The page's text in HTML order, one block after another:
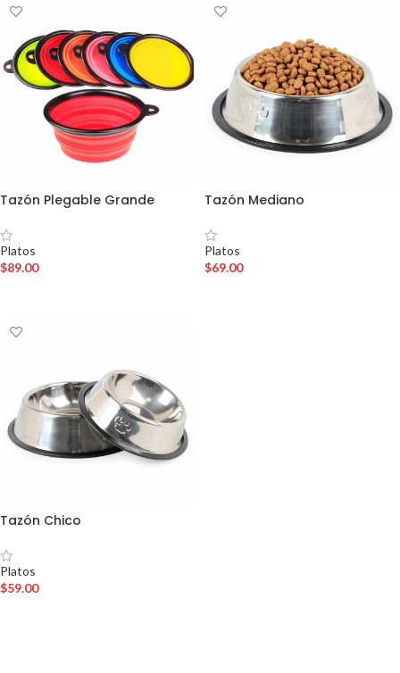
Tazón Plegable Grande
Platos
$89.00
Tazón Mediano
Platos
$69.00
Tazón Chico
Platos
$59.00